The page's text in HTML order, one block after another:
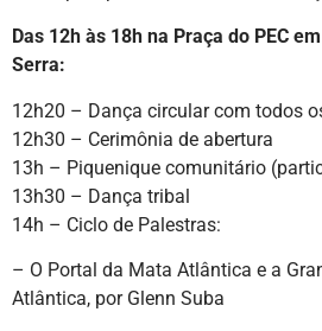
Das 12h às 18h na Praça do PEC
Serra:
12h20 – Dança circular com todos
12h30 – Cerimônia de abertura
13h – Piquenique comunitário
13h30 – Dança tribal
14h – Ciclo de Palestras:
– O Portal da Mata Atlântica e a
Atlântica, por Glenn Suba